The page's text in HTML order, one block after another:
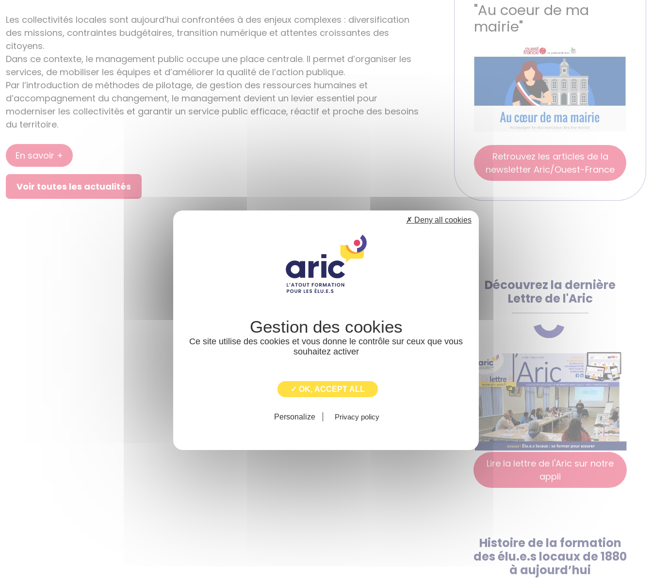
Les collectivités locales sont aujourd’hui confrontées à des enjeux complexes : diversification
des missions, contraintes budgétaires, transition numérique et attentes croissantes des
citoyens.
Dans ce contexte, le management public occupe une place centrale. Il permet d’organiser les
services, de mobiliser les équipes et d’améliorer la qualité de l’action publique.
Par l’introduction de méthodes de pilotage, de gestion des ressources humaines et
d’accompagnement du changement, le management devient un levier essentiel pour
moderniser les collectivités et garantir un service public efficace, réactif et proche des besoins
du territoire.
En savoir +
Voir toutes les actualités
"Au coeur de ma
mairie"
Retrouvez les articles de la
newsletter Aric/Ouest-France
Découvrez la dernière
Lettre de l'Aric
Lire la lettre de l'Aric sur notre
appli
Histoire de la formation
des élu.e.s locaux de 1880
à aujourd’hui
Ce site utilise des cookies et vous donne le contrôle sur ceux que vous
souhaitez activer
✓ OK, ACCEPT ALL
✗ Deny all cookies
Personalize Privacy policy